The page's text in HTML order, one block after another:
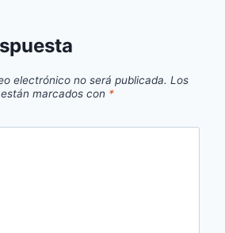
electrónico no será publicada. Los
marcados con *